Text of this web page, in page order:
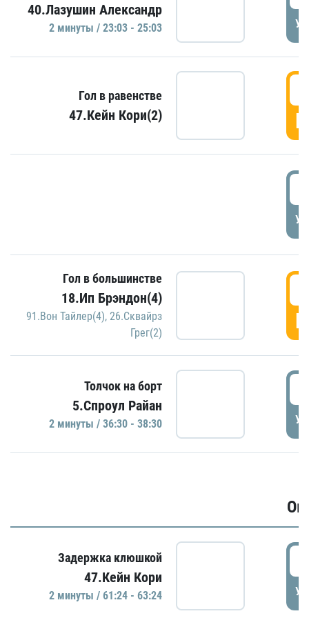
40.Лазушин Александр
2 минуты / 23:03 - 25:03
Гол в равенстве
47.Кейн Кори(2)
Гол в большинстве
18.Ип Брэндон(4)
91.Вон Тайлер(4), 26.Сквайрз
Грег(2)
Толчок на борт
5.Спроул Райан
2 минуты / 36:30 - 38:30
Задержка клюшкой
47.Кейн Кори
2 минуты / 61:24 - 63:24